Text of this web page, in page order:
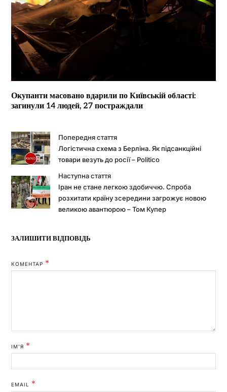
Окупанти масовано вдарили по Київській області:
загинули 14 людей, 27 постраждали
Попередня стаття
Логістична схема з Берліна. Як підсанкційні
товари везуть до росії – Politico
Наступна стаття
Іран не стане легкою здобиччю. Спроба
розхитати країну зсередини загрожує новою
великою авантюрою – Том Купер
ЗАЛИШИТИ ВІДПОВІДЬ
КОМЕНТАР *
ІМ'Я *
EMAIL *